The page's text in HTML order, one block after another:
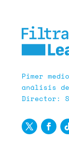
Pimer
análisis
Director: